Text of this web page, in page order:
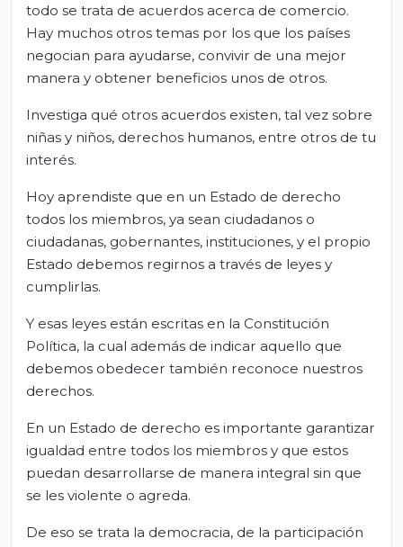
todo se trata de acuerdos acerca de comercio.
Hay muchos otros temas por los que los países
negocian para ayudarse, convivir de una mejor
manera y obtener beneficios unos de otros.
Investiga qué otros acuerdos existen, tal vez sobre
niñas y niños, derechos humanos, entre otros de tu
interés.
Hoy aprendiste que en un Estado de derecho
todos los miembros, ya sean ciudadanos o
ciudadanas, gobernantes, instituciones, y el propio
Estado debemos regirnos a través de leyes y
cumplirlas.
Y esas leyes están escritas en la Constitución
Política, la cual además de indicar aquello que
debemos obedecer también reconoce nuestros
derechos.
En un Estado de derecho es importante garantizar
igualdad entre todos los miembros y que estos
puedan desarrollarse de manera integral sin que
se les violente o agreda.
De eso se trata la democracia, de la participación